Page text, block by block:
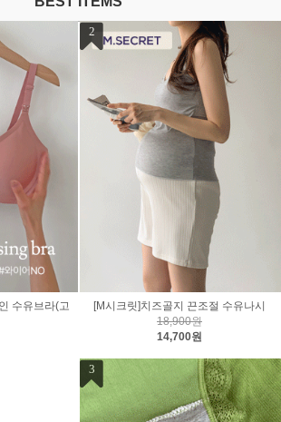
수유브라(고
2
[M시크릿]치즈골지 끈조절 수유나시
18,900원
14,700원
3